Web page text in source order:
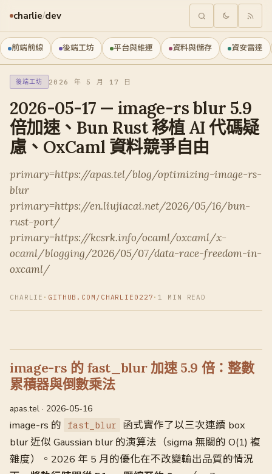
charlie/dev
前端前線 後端工坊 平台與維運 資料與儲存 資安雷達
後端工坊 2026 年 5 月 17 日
2026-05-17 — image-rs blur 5.9
倍加速、Bun Rust 移植 AI 代碼疑
慮、OxCaml 資料競爭自由
primary=https://apas.tel/blog/optimizing-image-rs-
blur
primary=https://en.liujiacai.net/2026/05/16/bun-
rust-port/
primary=https://kcsrk.info/ocaml/oxcaml/x-
ocaml/blogging/2026/05/07/data-race-freedom-in-
oxcaml/
CHARLIE · GITHUB.COM/CHARLIE0227 · 1 MIN READ
image-rs 的 fast_blur 加速 5.9 倍：整數
累積器與倒數乘法
apas.tel · 2026-05-16
image-rs 的 fast_blur
函式實作了以三次連續 box
blur 近似 Gaussian blur 的演算法（sigma 無關的 O(1) 複
雜度）。2026 年 5 月的優化在不改變輸出品質的情況